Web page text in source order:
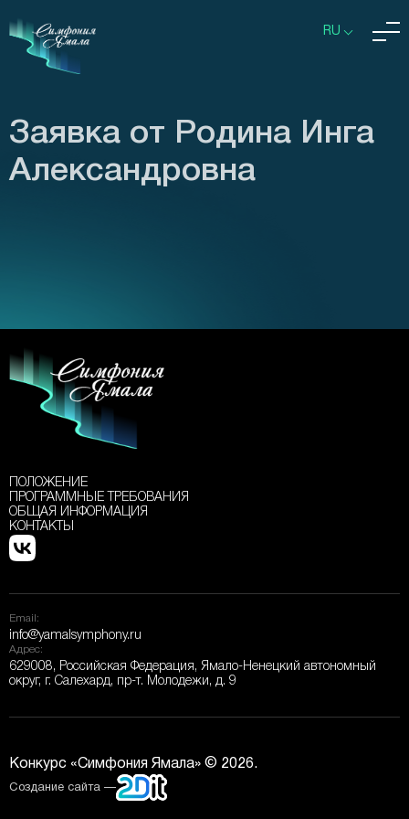
RU
Заявка от Родина Инга
Александровна
ПОЛОЖЕНИЕ
ПРОГРАММНЫЕ ТРЕБОВАНИЯ
ОБЩАЯ ИНФОРМАЦИЯ
КОНТАКТЫ
Email:
info@yamalsymphony.ru
Адрес:
629008, Российская Федерация, Ямало-Ненецкий автономный
округ, г. Салехард, пр-т. Молодежи, д. 9
Конкурс «Симфония Ямала» © 2026.
Создание сайта —